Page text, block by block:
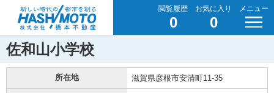
閲覧履歴
0
お気に入り
0
メニュー
佐和山小学校
所在地 滋賀県彦根市安清町11-35